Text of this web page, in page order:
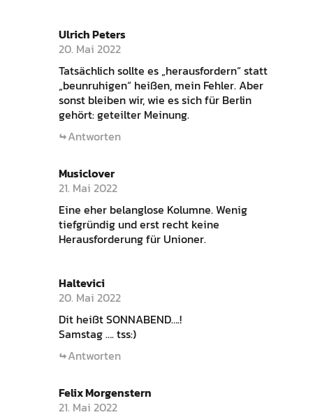
Ulrich Peters
20. Mai 2022
Tatsächlich sollte es „herausfordern“ statt
„beunruhigen“ heißen, mein Fehler. Aber
sonst bleiben wir, wie es sich für Berlin
gehört: geteilter Meinung.
Antworten
Musiclover
21. Mai 2022
Eine eher belanglose Kolumne. Wenig
tiefgründig und erst recht keine
Herausforderung für Unioner.
Haltevici
20. Mai 2022
Dit heißt SONNABEND….!
Samstag …. tss:)
Antworten
Felix Morgenstern
21. Mai 2022